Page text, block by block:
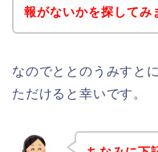
報がないかを探してみ
なのでととのうみすと
ただけると幸いです。